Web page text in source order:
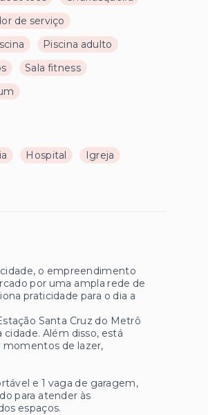
de serviço
Piscina adulto
Sala fitness
Hospital
Igreja
cidade, o empreendimento
por uma ampla rede de
praticidade para o dia a
Santa Cruz do Metrô
Além disso, está
momentos de lazer,
e 1 vaga de garagem,
para atender às
espaços.